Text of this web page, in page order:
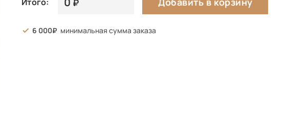
6 000 минимальная сумма заказа